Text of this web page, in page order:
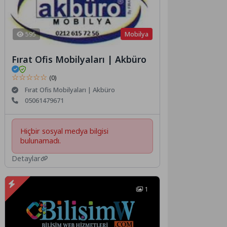
Mobilya
595
Fırat Ofis Mobilyaları | Akbüro
☆☆☆☆☆(0)
Fırat Ofis Mobilyaları | Akbüro
05061479671
Hiçbir sosyal medya bilgisi
bulunamadı.
Detaylar
1